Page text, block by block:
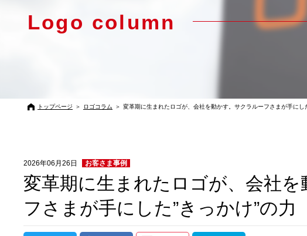
Logo column
トップページ ＞ ロゴコラム ＞ 変革期に生まれたロゴが、会社を動かす。サクラルーフさまが手にし
2026年06月26日 お客さま事例
変革期に生まれたロゴが、会社
フさまが手にした”きっかけ”の力